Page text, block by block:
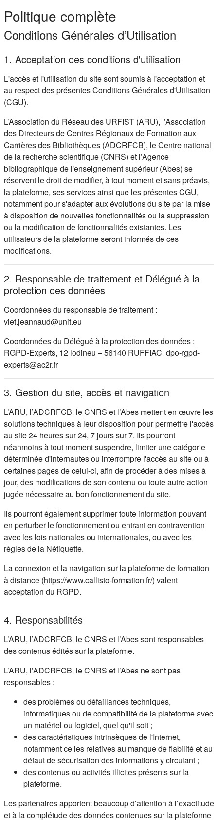
Politique complète
Conditions Générales d’Utilisation
1. Acceptation des conditions d'utilisation
L'accès et l'utilisation du site sont soumis à l'acceptation et
au respect des présentes Conditions Générales d'Utilisation
(CGU).
L’Association du Réseau des URFIST (ARU), l’Association
des Directeurs de Centres Régionaux de Formation aux
Carrières des Bibliothèques (ADCRFCB), le Centre national
de la recherche scientifique (CNRS) et l’Agence
bibliographique de l'enseignement supérieur (Abes) se
réservent le droit de modifier, à tout moment et sans préavis,
la plateforme, ses services ainsi que les présentes CGU,
notamment pour s'adapter aux évolutions du site par la mise
à disposition de nouvelles fonctionnalités ou la suppression
ou la modification de fonctionnalités existantes. Les
utilisateurs de la plateforme seront informés de ces
modifications.
2. Responsable de traitement et Délégué à la
protection des données
Coordonnées du responsable de traitement :
viet.jeannaud@unit.eu
Coordonnées du Délégué à la protection des données :
RGPD-Experts, 12 lodineu – 56140 RUFFIAC. dpo-rgpd-
experts@ac2r.fr
3. Gestion du site, accès et navigation
L’ARU, l’ADCRFCB, le CNRS et l’Abes mettent en œuvre les
solutions techniques à leur disposition pour permettre l'accès
au site 24 heures sur 24, 7 jours sur 7. Ils pourront
néanmoins à tout moment suspendre, limiter une catégorie
déterminée d'internautes ou interrompre l'accès au site ou à
certaines pages de celui-ci, afin de procéder à des mises à
jour, des modifications de son contenu ou toute autre action
jugée nécessaire au bon fonctionnement du site.
Ils pourront également supprimer toute information pouvant
en perturber le fonctionnement ou entrant en contravention
avec les lois nationales ou internationales, ou avec les
règles de la Nétiquette.
La connexion et la navigation sur la plateforme de formation
à distance (https://www.callisto-formation.fr/) valent
acceptation du RGPD.
4. Responsabilités
L’ARU, l’ADCRFCB, le CNRS et l’Abes sont responsables
des contenus édités sur la plateforme.
L’ARU, l’ADCRFCB, le CNRS et l’Abes ne sont pas
responsables :
des problèmes ou défaillances techniques,
informatiques ou de compatibilité de la plateforme avec
un matériel ou logiciel, quel qu'il soit ;
des caractéristiques intrinsèques de l'Internet,
notamment celles relatives au manque de fiabilité et au
défaut de sécurisation des informations y circulant ;
des contenus ou activités illicites présents sur la
plateforme.
Les partenaires apportent beaucoup d’attention à l’exactitude
et à la complétude des données contenues sur la plateforme